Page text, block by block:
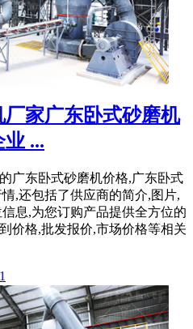
家广东卧式砂磨机
...
广东卧式砂磨机价格,广东卧式
,还包括了供应商的简介,图片,
息,为您订购产品提供全方位的
价格,批发报价,市场价格等相关